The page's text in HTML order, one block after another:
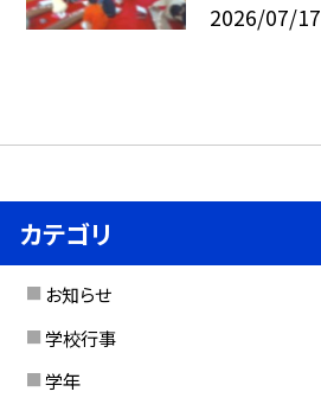
2026/07/17
カテゴリ
お知らせ
学校行事
学年